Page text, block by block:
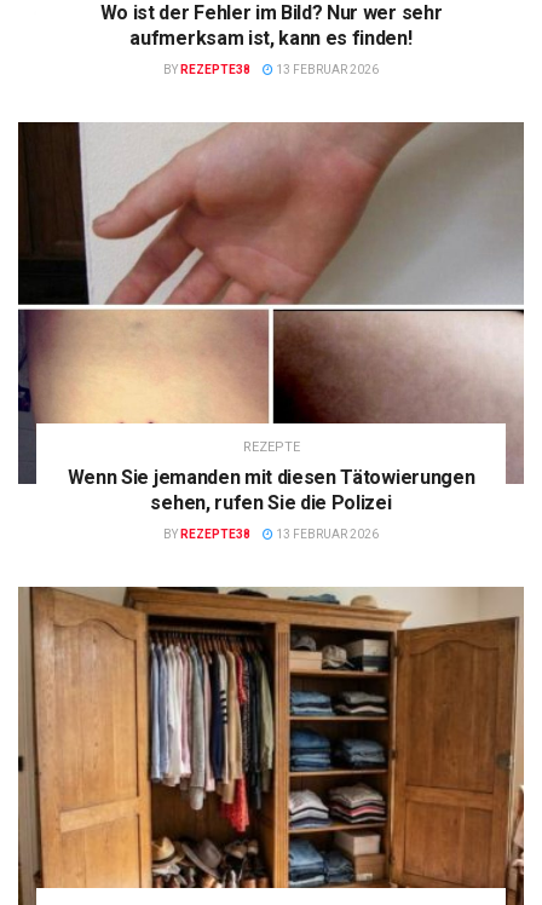
Wo ist der Fehler im Bild? Nur wer sehr
aufmerksam ist, kann es finden!
BY REZEPTE38 13 FEBRUAR 2026
REZEPTE
Wenn Sie jemanden mit diesen Tätowierungen
sehen, rufen Sie die Polizei
BY REZEPTE38 13 FEBRUAR 2026